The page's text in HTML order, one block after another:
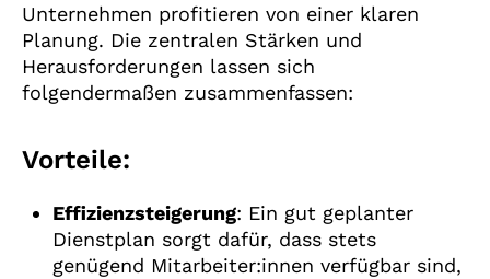
Unternehmen profitieren von einer klaren
Planung. Die zentralen Stärken und
Herausforderungen lassen sich
folgendermaßen zusammenfassen:
Vorteile:
Effizienzsteigerung: Ein gut geplanter
Dienstplan sorgt dafür, dass stets
genügend Mitarbeiter:innen verfügbar sind,